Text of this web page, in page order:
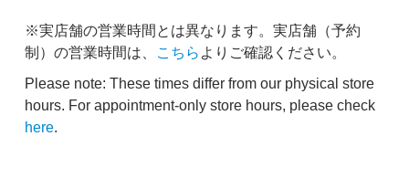
※実店舗の営業時間とは異なります。実店舗（予約
制）の営業時間は、
こちら よりご確認ください。
Please note: These times differ from our physical store
hours. For appointment-only store hours, please check
here.